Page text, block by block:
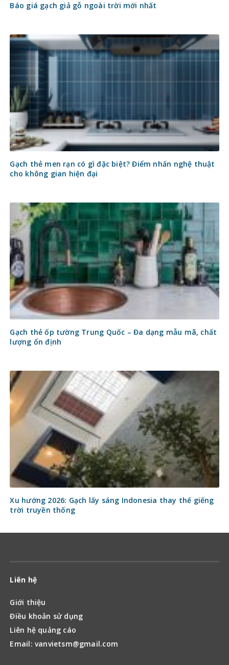
Báo giá gạch giả gỗ ngoài trời mới nhất
Gạch thẻ men rạn có gì đặc biệt? Điểm nhấn nghệ thuật
cho không gian hiện đại
Gạch thẻ ốp tường Trung Quốc – Đa dạng mẫu mã, chất
lượng ổn định
Xu hướng 2026: Gạch lấy sáng Indonesia thay thế giếng
trời truyền thống
Liên hệ
Giới thiệu
Điều khoản sử dụng
Liên hệ quảng cáo
Email: vanvietsm@gmail.com